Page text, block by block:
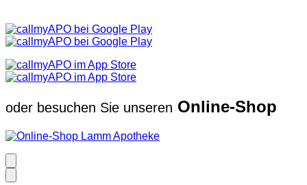
oder besuchen Sie unseren Online-Shop